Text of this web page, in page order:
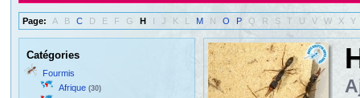
Page: A B C D E F G H I J K L M N O P Q R S T U V W X Y
Catégories
Fourmis
Afrique (30)